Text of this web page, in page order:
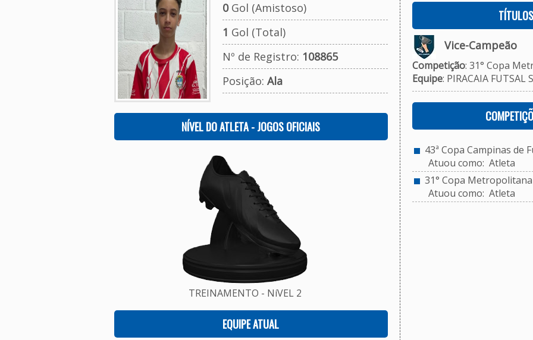
0Gol (Amistoso)
1 Gol (Total)
Nº de Registro: 108865
Posição: Ala
NÍVEL DO ATLETA - JOGOS OFICIAIS
TREINAMENTO - NíVEL 2
EQUIPE ATUAL
Vice-Campeão
Competição: 31° Copa
Equipe: PIRACAIA FUTSAL
43ª Copa Campinas de
Atuou como: Atleta
31° Copa Metropolitana
Atuou como: Atleta